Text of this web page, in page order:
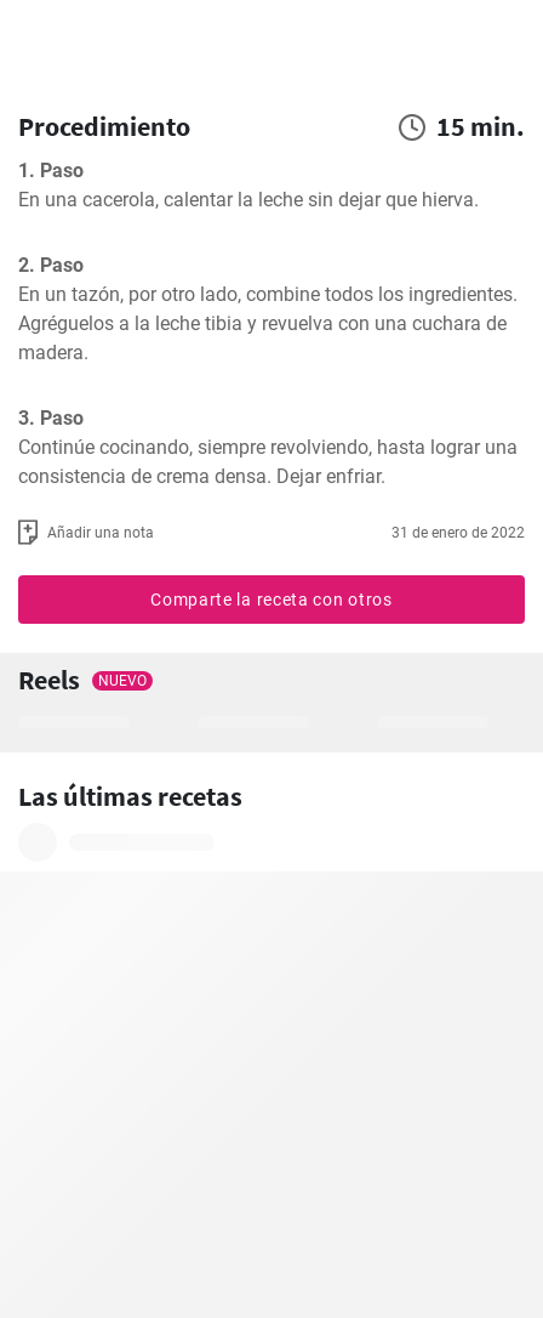
Procedimiento 15 min.
1. Paso
En una cacerola, calentar la leche sin dejar que hierva.
2. Paso
En un tazón, por otro lado, combine todos los ingredientes.
Agréguelos a la leche tibia y revuelva con una cuchara de
madera.
3. Paso
Continúe cocinando, siempre revolviendo, hasta lograr una
consistencia de crema densa. Dejar enfriar.
Añadir una nota 31 de enero de 2022
Comparte la receta con otros
Reels NUEVO
Las últimas recetas